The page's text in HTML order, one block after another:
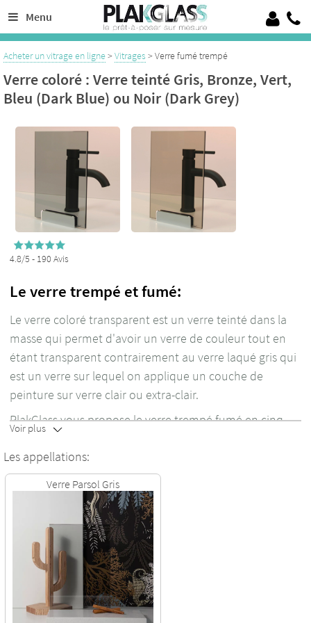
Menu
Découpe de verre sur mesure de 4 à 19 mm, 100% Verre trempé sécurit
Crédence en verre laqué ou émaillé, verre pour garde corps, verrières
Acheter un vitrage en ligne>Vitrages > Verre fumé trempé
Verre coloré : Verre teinté Gris, Bronze, Vert,
Bleu (Dark Blue) ou Noir (Dark Grey)
4.8/5 - 190 Avis
Le verre trempé et fumé:
Le verre coloré transparent est un verre teinté dans la
masse qui permet d'avoir un verre de couleur tout en
étant transparent contrairement au verre laqué gris qui
est un verre sur lequel on applique un couche de
peinture sur verre clair ou extra-clair.
PlakGlass vous propose le verre trempé fumé en cinq
teintes: Parsol Bronze, Parsol Gris, Parsol Vert, Planibel
Dark Grey (Noir/Ultra gris) et Dark Blue (Bleu) avec des
épaisseurs 4, 6, 8,10 et 12 mm.
Ces plaques de verre teinté vous sont proposés
uniquement en finition Trempé/Sécurit (cinq à sept fois
plus solide que le verre standard). Le verre fumé est
découpé dans des plaques de verre teinté.
Afin d'être trempé le verre teinté doit avoir une
diagonale minimum de 250 mm.
Voir plus
Les appellations:
Verre Parsol Gris